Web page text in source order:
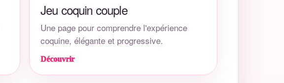
Jeu coquin couple
Une page pour comprendre l'expérience
coquine, élégante et progressive.
Découvrir